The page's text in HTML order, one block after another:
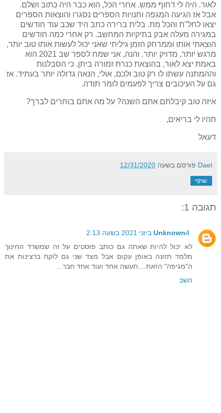
לאור. היה לי דחוף ממש. אחרי הכל, הוא כבר היה כתוב ושלם.
אבל אז הגיעה המגפה וחנויות הספרים נסגרו והוצאות הספרים
יצאו לחל"ת והכל מת. בלית ברירה כתב היד שכב עוד חודשים
במגירה מעלה אבק בתיקיות המחשב. רק אחרי כמה חודשים
הוצאתי אותו וממרחק הזמן גיליתי שאני יכול לעשות אותו טוב יותר,
מרגש יותר, מדויק יותר. והנה, אני שמח לספר שב 2021 הוא
באמת יצא לאור, בהוצאת כנרת זמורה ביתן. כי הסבלנות
וההמתנה עשתו לו רק טוב ולכם, אולי, הנאה גדולה יותר בעתיד. אז
גם על העיכובים צריך לפעמים לומר תודה.
איזה טוב קיבלתם אתם השנה? על מה אתם בוחרים לברך?
תהיו לי בריאים,
דעאל
Dael פורסם בשעה 12/31/2020
שתף
תגובה 1:
Unknown4 ביוני 2021 בשעה 2:13
לא יכול להיות שאתה גם כותב פוסטים על זה שמשרד החינוך
מלמד תזונה באופן עקום אבל מצד שני גם לוקח ברצינות את
ה"מגיפה" הזאת....תעשה אחד ועוד אחד חבר...
השב